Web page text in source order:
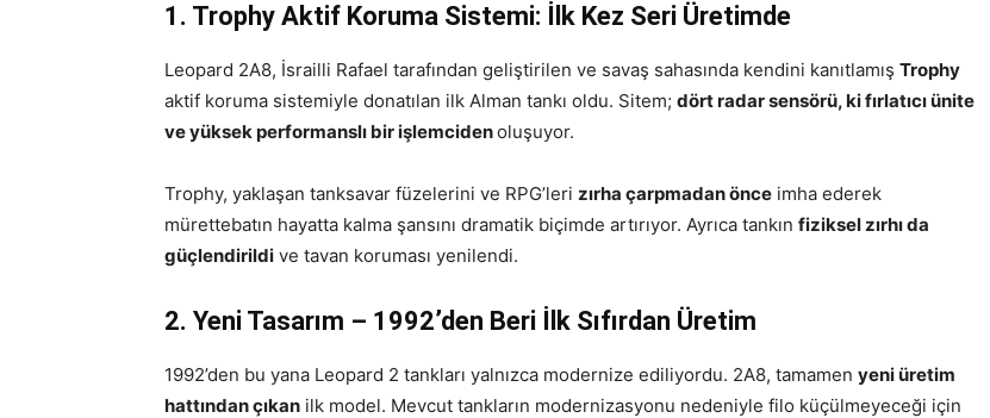
1. Trophy Aktif Koruma Sistemi: İlk Kez Seri Üretimde
Leopard 2A8, İsrailli Rafael tarafından geliştirilen ve savaş sahasında kendini kanıtlamış Trophy
aktif koruma sistemiyle donatılan ilk Alman tankı oldu. Sitem; dört radar sensörü, ki fırlatıcı ünite
ve yüksek performanslı bir işlemcidenoluşuyor.
Trophy, yaklaşan tanksavar füzelerini ve RPG’leri zırha çarpmadan önce imha ederek
mürettebatın hayatta kalma şansını dramatik biçimde artırıyor. Ayrıca tankın fiziksel zırhı da
güçlendirildi ve tavan koruması yenilendi.
2. Yeni Tasarım – 1992’den Beri İlk Sıfırdan Üretim
1992’den bu yana Leopard 2 tankları yalnızca modernize ediliyordu. 2A8, tamamen yeni üretim
hattından çıkan ilk model. Mevcut tankların modernizasyonu nedeniyle filo küçülmeyeceği için